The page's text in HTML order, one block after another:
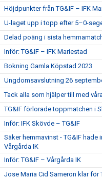
Höjdpunkter från TG&IF – IFK
U-laget upp i topp efter 5–0-
Delad poäng i sista
Inför: TG&IF – IFK Mariestad
Bokning Gamla Köpstad 2023
Ungdomsavslutning 26
Tack alla som hjälper till med
TG&IF förlorade toppmatchen i
Inför: IFK Skövde – TG&IF
Säker hemmavinst - TG&IF
Vårgårda IK
Inför: TG&IF – Vårgårda IK
Jose Maria Cid Sameron klar för